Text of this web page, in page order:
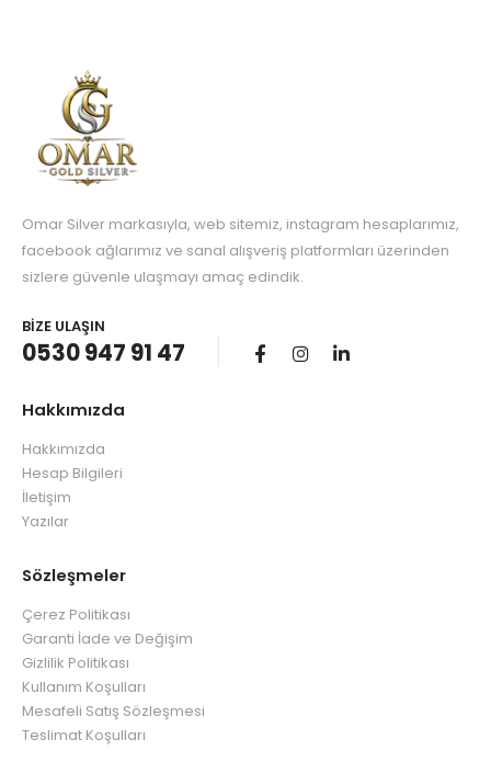
Omar Silver markasıyla, web sitemiz, instagram hesaplarımız,
facebook ağlarımız ve sanal alışveriş platformları üzerinden
sizlere güvenle ulaşmayı amaç edindik.
BIZE ULAŞIN
0530 947 91 47
Hakkımızda
Hakkımızda
Hesap Bilgileri
İletişim
Yazılar
Sözleşmeler
Çerez Politikası
Garanti İade ve Değişim
Gizlilik Politikası
Kullanım Koşulları
Mesafeli Satış Sözleşmesi
Teslimat Koşulları